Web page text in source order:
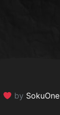
by SokuOne